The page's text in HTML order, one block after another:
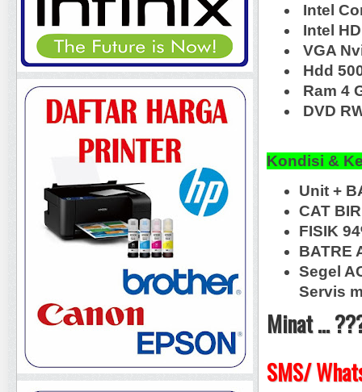
Intel
Intel
VGA
Hdd
Ram 4
DVD
Kondisi &
Unit +
CAT
FISIK
BATRE
Segel
Servis
Minat ...
SMS/